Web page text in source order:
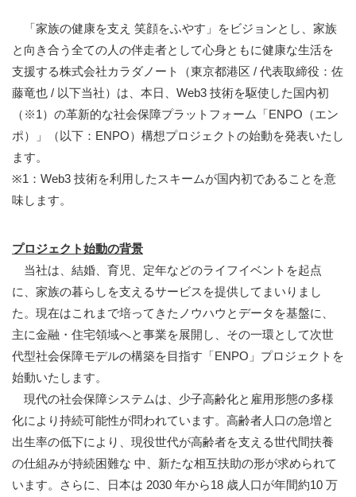
「家族の健康を支え 笑顔をふやす」をビジョンとし、家族
と向き合う全ての人の伴走者として心身ともに健康な生活を
支援する株式会社カラダノート（東京都港区 / 代表取締役：佐
藤竜也 / 以下当社）は、本日、Web3 技術を駆使した国内初
（※1）の革新的な社会保障プラットフォーム「ENPO（エン
ポ）」（以下：ENPO）構想プロジェクトの始動を発表いたし
ます。
※1：Web3 技術を利用したスキームが国内初であることを意
味します。
プロジェクト始動の背景
当社は、結婚、育児、定年などのライフイベントを起点
に、家族の暮らしを支えるサービスを提供してまいりまし
た。現在はこれまで培ってきたノウハウとデータを基盤に、
主に金融・住宅領域へと事業を展開し、その一環として次世
代型社会保障モデルの構築を目指す「ENPO」プロジェクトを
始動いたします。
現代の社会保障システムは、少子高齢化と雇用形態の多様
化により持続可能性が問われています。高齢者人口の急増と
出生率の低下により、現役世代が高齢者を支える世代間扶養
の仕組みが持続困難な 中、新たな相互扶助の形が求められて
います。さらに、日本は 2030 年から18 歳人口が年間約10 万